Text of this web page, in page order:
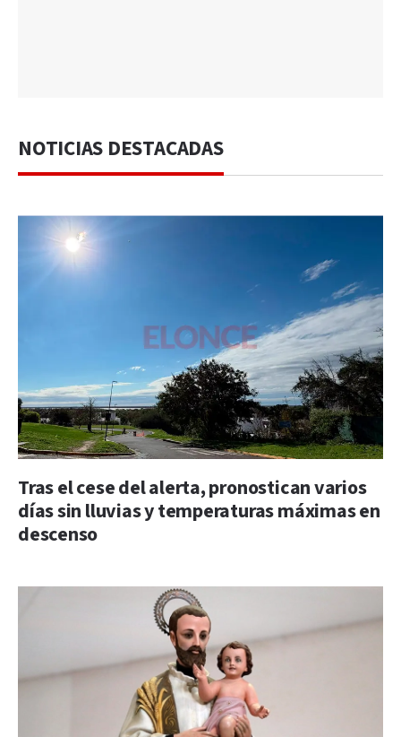
NOTICIAS DESTACADAS
Tras el cese del alerta, pronostican varios
días sin lluvias y temperaturas máximas en
descenso